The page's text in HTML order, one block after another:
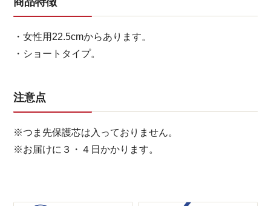
・女性用22.5cmからあります。
・ショートタイプ。
注意点
※つま先保護芯は入っておりません。
※お届けに３・４日かかります。